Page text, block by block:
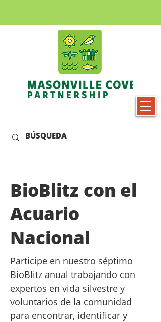
BioBlitz con el
Acuario
Nacional
Participe en nuestro séptimo
BioBlitz anual trabajando con
expertos en vida silvestre y
voluntarios de la comunidad
para encontrar, identificar y